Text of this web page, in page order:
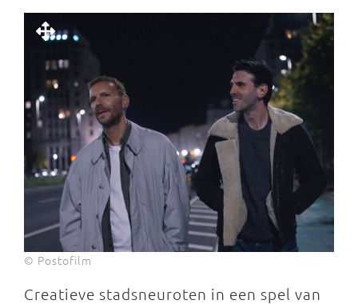
© Postofilm
Creatieve stadsneuroten in een spel van